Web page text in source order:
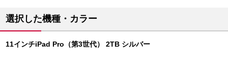
選択した機種・カラー
11インチiPad Pro（第3世代） 2TB シルバー